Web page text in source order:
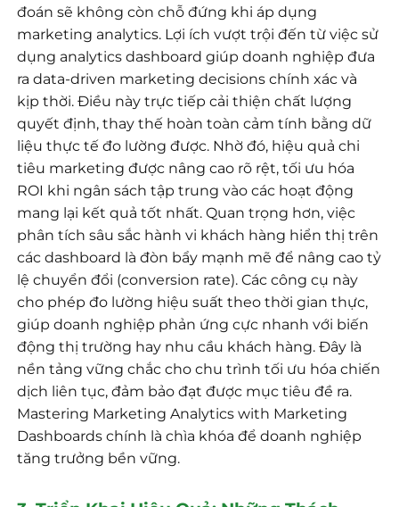
đoán sẽ không còn chỗ đứng khi áp dụng
marketing analytics. Lợi ích vượt trội đến từ việc sử
dụng analytics dashboard giúp doanh nghiệp đưa
ra data-driven marketing decisions chính xác và
kịp thời. Điều này trực tiếp cải thiện chất lượng
quyết định, thay thế hoàn toàn cảm tính bằng dữ
liệu thực tế đo lường được. Nhờ đó, hiệu quả chi
tiêu marketing được nâng cao rõ rệt, tối ưu hóa
ROI khi ngân sách tập trung vào các hoạt động
mang lại kết quả tốt nhất. Quan trọng hơn, việc
phân tích sâu sắc hành vi khách hàng hiển thị trên
các dashboard là đòn bẩy mạnh mẽ để nâng cao tỷ
lệ chuyển đổi (conversion rate). Các công cụ này
cho phép đo lường hiệu suất theo thời gian thực,
giúp doanh nghiệp phản ứng cực nhanh với biến
động thị trường hay nhu cầu khách hàng. Đây là
nền tảng vững chắc cho chu trình tối ưu hóa chiến
dịch liên tục, đảm bảo đạt được mục tiêu đề ra.
Mastering Marketing Analytics with Marketing
Dashboards chính là chìa khóa để doanh nghiệp
tăng trưởng bền vững.